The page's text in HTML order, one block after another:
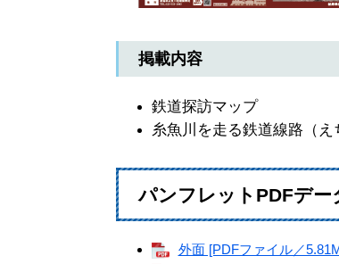
掲載内容
鉄道探訪マップ
糸魚川を走る鉄道線路（え
パンフレットPDFデー
外面 [PDFファイル／